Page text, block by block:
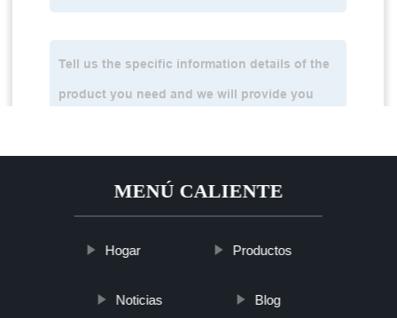
MENÚ CALIENTE
Hogar Productos
Noticias Blog